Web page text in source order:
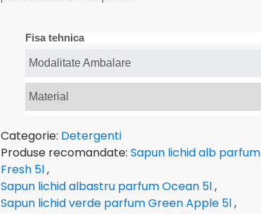
Fisa tehnica
Modalitate Ambalare
Material
Categorie: Detergenti
Produse recomandate: Sapun lichid alb parfum
Fresh 5l,
Sapun lichid albastru parfum Ocean 5l,
Sapun lichid verde parfum Green Apple 5l,